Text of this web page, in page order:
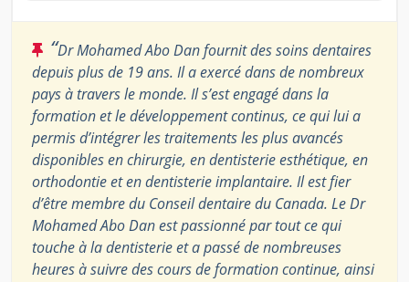
“Dr Mohamed Abo Dan fournit des soins dentaires
depuis plus de 19 ans. Il a exercé dans de nombreux
pays à travers le monde. Il s’est engagé dans la
formation et le développement continus, ce qui lui a
permis d’intégrer les traitements les plus avancés
disponibles en chirurgie, en dentisterie esthétique, en
orthodontie et en dentisterie implantaire. Il est fier
d’être membre du Conseil dentaire du Canada. Le Dr
Mohamed Abo Dan est passionné par tout ce qui
touche à la dentisterie et a passé de nombreuses
heures à suivre des cours de formation continue, ainsi